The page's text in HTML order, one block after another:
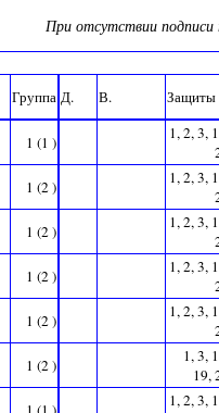
При отсутствии подписи
Группа Д. В. Защиты
1 (1 )
1, 2, 3,
1 (2 )
1, 2, 3,
1 (2 )
1, 2, 3,
1 (2 )
1, 2, 3,
1 (2 )
1, 2, 3,
1 (2 )
1, 3,
19,
1, 2, 3,